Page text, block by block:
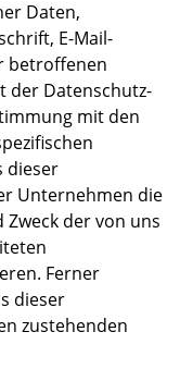
Daten,
E-Mail-
betroffenen
der Datenschutz-
mit den
dieser
Unternehmen die
der von uns
Ferner
dieser
zustehenden